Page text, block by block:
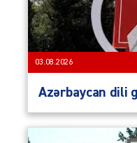
03.08.2026
Azərbaycan dili